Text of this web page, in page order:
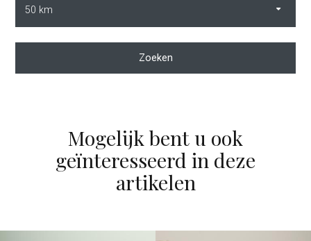
Zoeken
Mogelijk bent u ook
geïnteresseerd in deze
artikelen